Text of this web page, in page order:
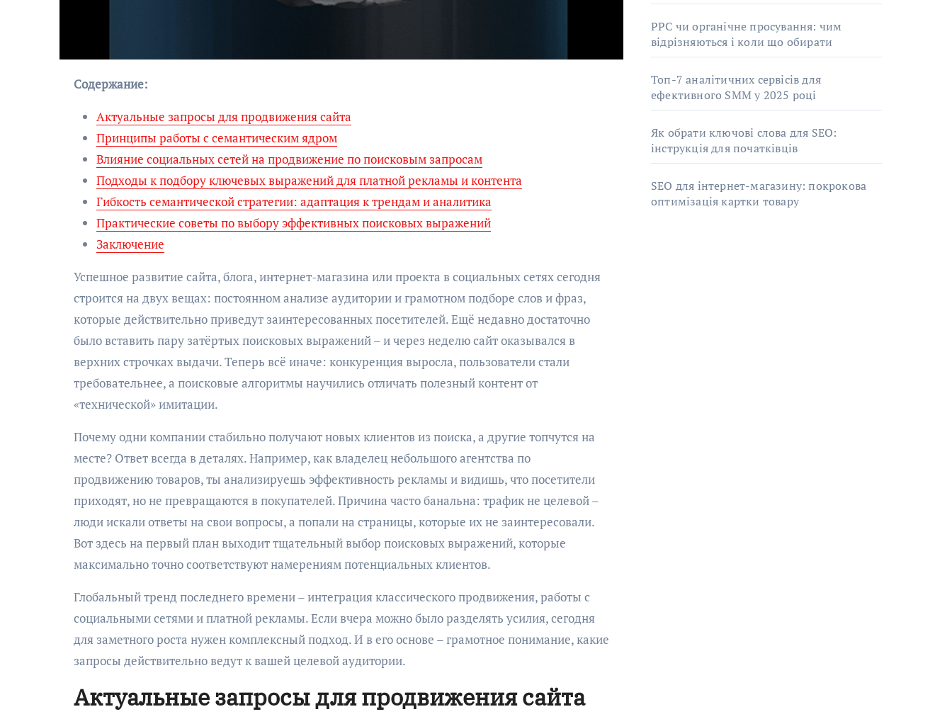
Содержание:
Актуальные запросы для продвижения сайта
Принципы работы с семантическим ядром
Влияние социальных сетей на продвижение по поисковым запросам
Подходы к подбору ключевых выражений для платной рекламы и контента
Гибкость семантической стратегии: адаптация к трендам и аналитика
Практические советы по выбору эффективных поисковых выражений
Заключение
Успешное развитие сайта, блога, интернет-магазина или проекта в социальных сетях сегодня
строится на двух вещах: постоянном анализе аудитории и грамотном подборе слов и фраз,
которые действительно приведут заинтересованных посетителей. Ещё недавно достаточно
было вставить пару затёртых поисковых выражений – и через неделю сайт оказывался в
верхних строчках выдачи. Теперь всё иначе: конкуренция выросла, пользователи стали
требовательнее, а поисковые алгоритмы научились отличать полезный контент от
«технической» имитации.
Почему одни компании стабильно получают новых клиентов из поиска, а другие топчутся на
месте? Ответ всегда в деталях. Например, как владелец небольшого агентства по
продвижению товаров, ты анализируешь эффективность рекламы и видишь, что посетители
приходят, но не превращаются в покупателей. Причина часто банальна: трафик не целевой –
люди искали ответы на свои вопросы, а попали на страницы, которые их не заинтересовали.
Вот здесь на первый план выходит тщательный выбор поисковых выражений, которые
максимально точно соответствуют намерениям потенциальных клиентов.
Глобальный тренд последнего времени – интеграция классического продвижения, работы с
социальными сетями и платной рекламы. Если вчера можно было разделять усилия, сегодня
для заметного роста нужен комплексный подход. И в его основе – грамотное понимание, какие
запросы действительно ведут к вашей целевой аудитории.
Актуальные запросы для продвижения сайта
PPC чи органічне просування: чим
відрізняються і коли що обирати
Топ-7 аналітичних сервісів для
ефективного SMM у 2025 році
Як обрати ключові слова для SEO:
інструкція для початківців
SEO для інтернет-магазину: покрокова
оптимізація картки товару